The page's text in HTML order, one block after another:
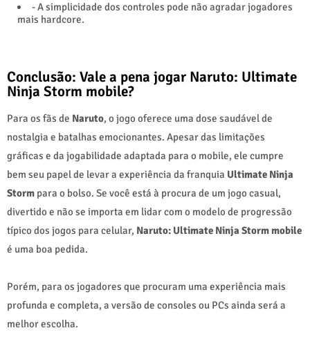
- A simplicidade dos controles pode não agradar jogadores
mais hardcore.
Conclusão: Vale a pena jogar Naruto: Ultimate
Ninja Storm mobile?
Para os fãs de Naruto, o jogo oferece uma dose saudável de
nostalgia e batalhas emocionantes. Apesar das limitações
gráficas e da jogabilidade adaptada para o mobile, ele cumpre
bem seu papel de levar a experiência da franquia Ultimate Ninja
Storm para o bolso. Se você está à procura de um jogo casual,
divertido e não se importa em lidar com o modelo de progressão
típico dos jogos para celular, Naruto: Ultimate Ninja Storm mobile
é uma boa pedida.
Porém, para os jogadores que procuram uma experiência mais
profunda e completa, a versão de consoles ou PCs ainda será a
melhor escolha.